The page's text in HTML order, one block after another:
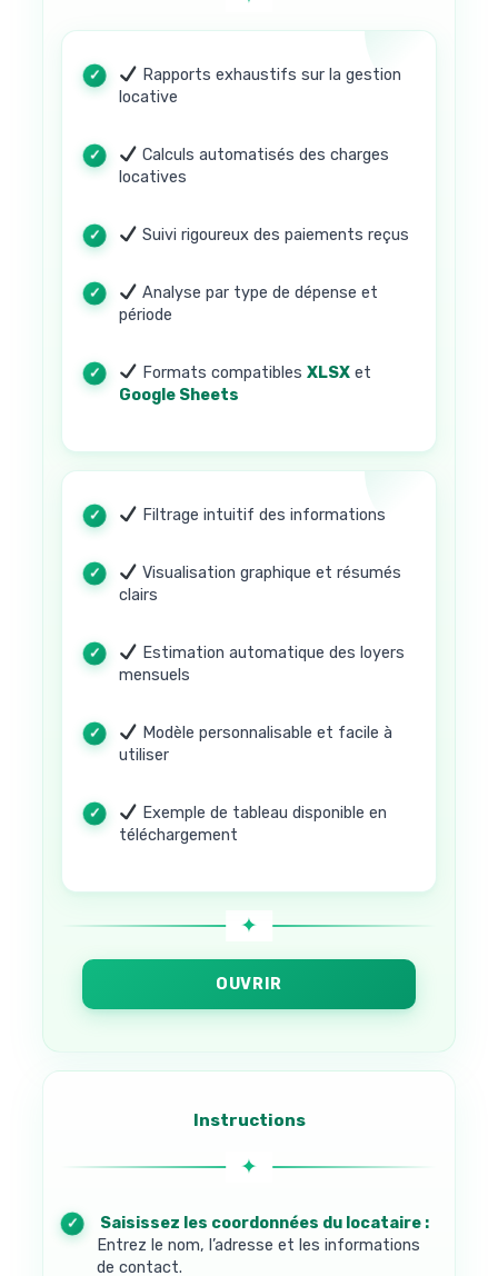
Rapports exhaustifs sur la gestion
locative
Calculs automatisés des charges
locatives
Suivi rigoureux des paiements reçus
Analyse par type de dépense et
période
Formats compatibles XLSXet
Google Sheets
Filtrage intuitif des informations
Visualisation graphique et résumés
clairs
Estimation automatique des loyers
mensuels
Modèle personnalisable et facile à
utiliser
Exemple de tableau disponible en
téléchargement
OUVRIR
Instructions
1. Saisissez les coordonnées du locataire :
Entrez le nom, l’adresse et les informations
de contact.